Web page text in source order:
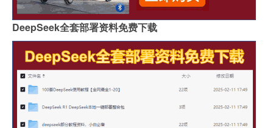
DeepSeek全套部署资料免费下载